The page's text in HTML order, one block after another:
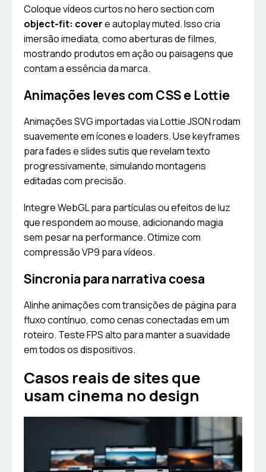
Coloque vídeos curtos no hero section com
object-fit: covere autoplay muted. Isso cria
imersão imediata, como aberturas de filmes,
mostrando produtos em ação ou paisagens que
contam a essência da marca.
Animações leves com CSS e Lottie
Animações SVG importadas via Lottie JSON rodam
suavemente em ícones e loaders. Use keyframes
para fades e slides sutis que revelam texto
progressivamente, simulando montagens
editadas com precisão.
Integre WebGL para partículas ou efeitos de luz
que respondem ao mouse, adicionando magia
sem pesar na performance. Otimize com
compressão VP9 para vídeos.
Sincronia para narrativa coesa
Alinhe animações com transições de página para
fluxo contínuo, como cenas conectadas em um
roteiro. Teste FPS alto para manter a suavidade
em todos os dispositivos.
Casos reais de sites que
usam cinema no design